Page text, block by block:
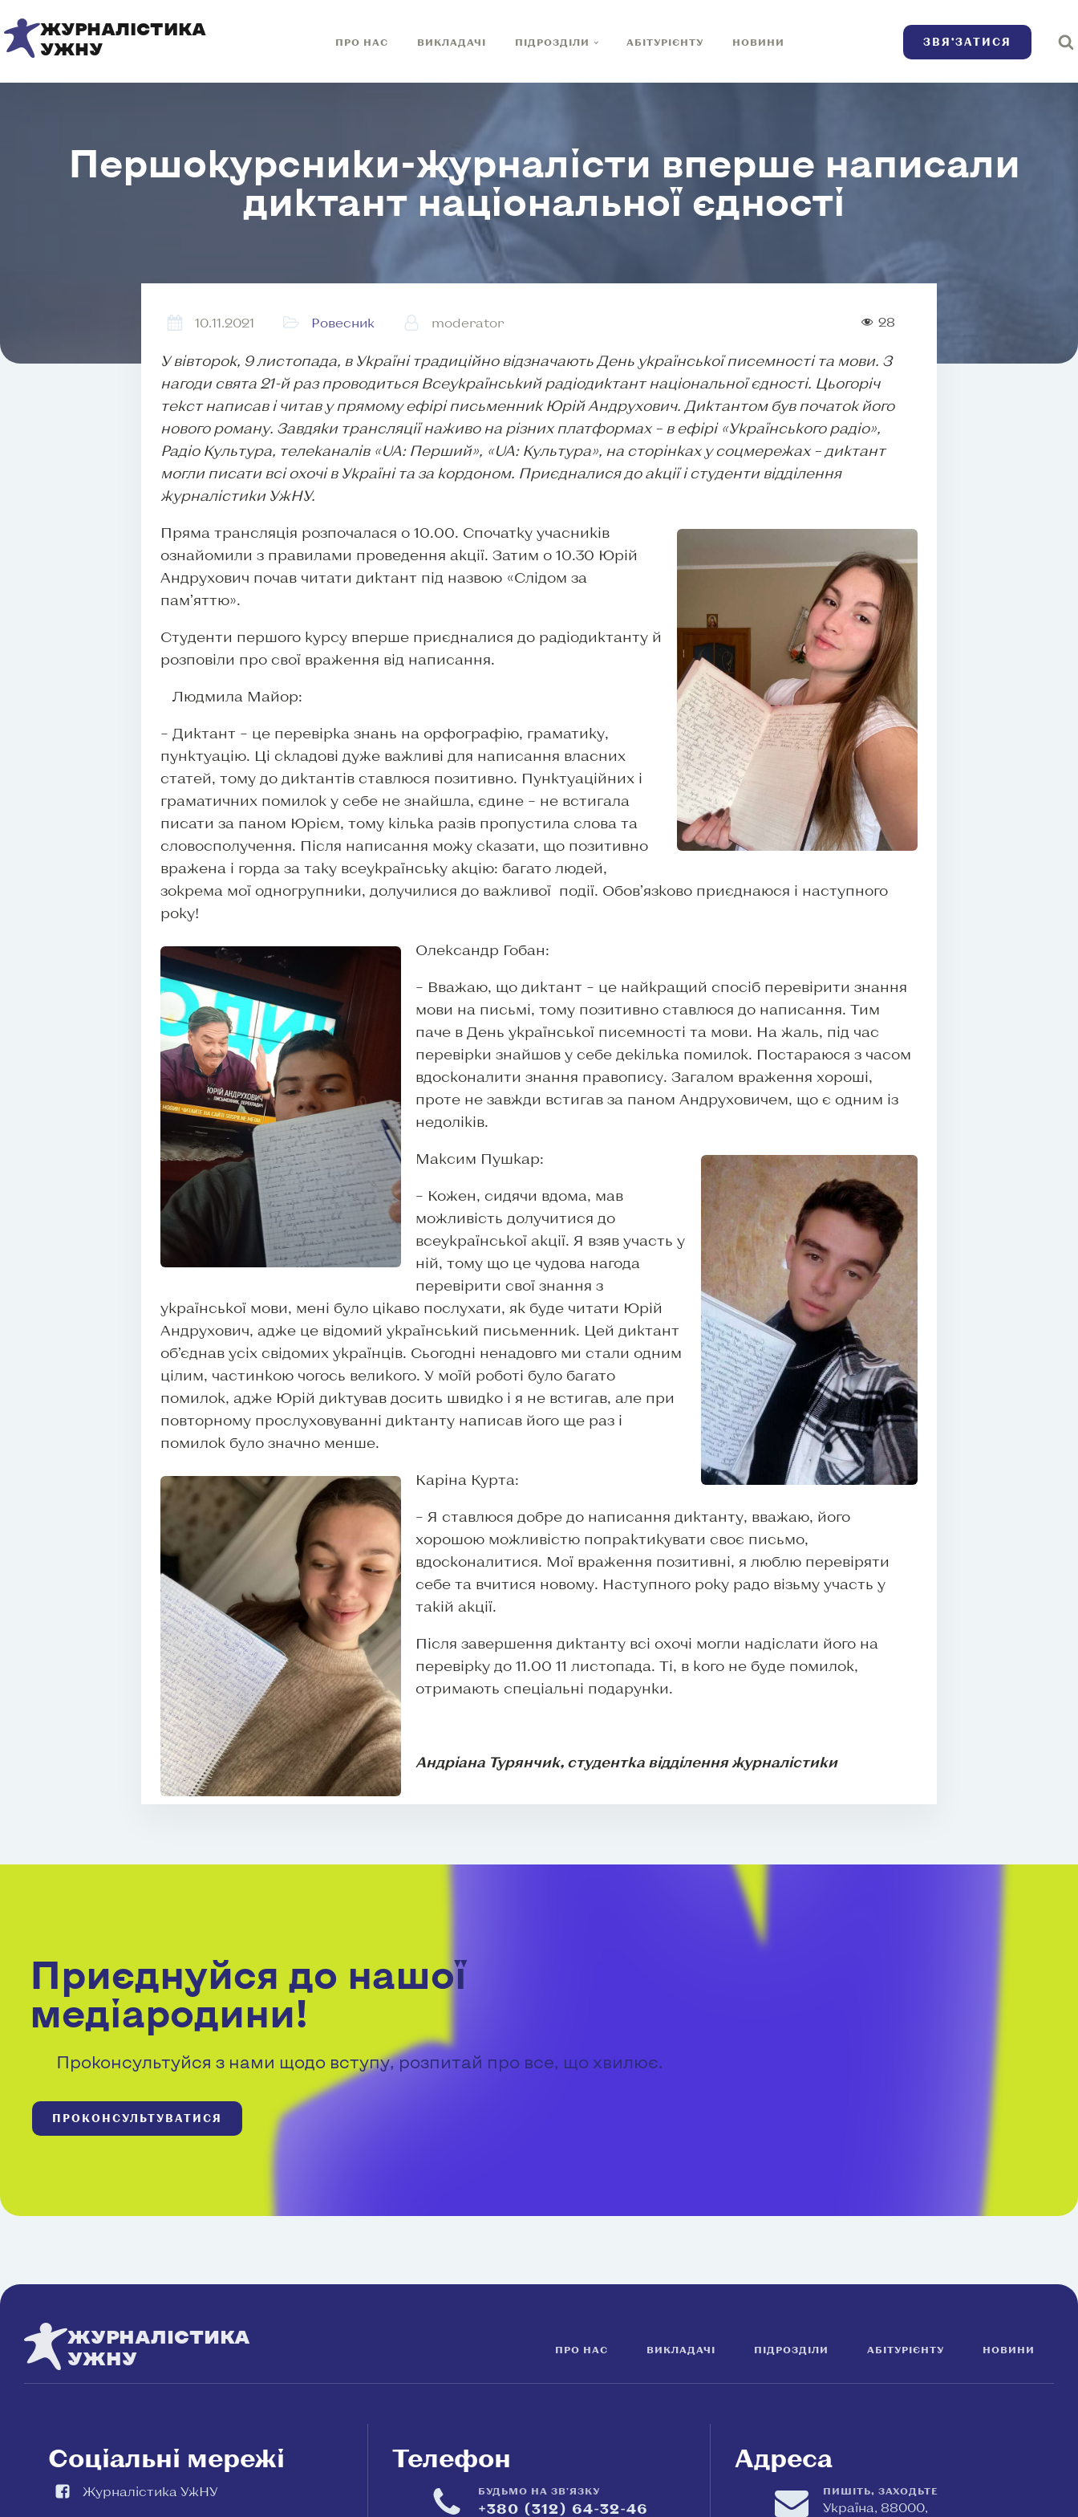
ЖУРНАЛІСТИКА
УЖНУ
ПРО НАС ВИКЛАДАЧІ ПІДРОЗДІЛИ АБІТУРІЄНТУ НОВИНИ ЗВЯ’ЗАТИСЯ
Першокурсники-журналісти вперше написали
диктант національної єдності
10.11.2021 Ровесник moderator 28
У вівторок, 9 листопада, в Україні традиційно відзначають День української писемності та мови. З
нагоди свята 21-й раз проводиться Всеукраїнський радіодиктант національної єдності. Цьогоріч
текст написав і читав у прямому ефірі письменник Юрій Андрухович. Диктантом був початок його
нового роману. Завдяки трансляції наживо на різних платформах – в ефірі «Українського радіо»,
Радіо Культура, телеканалів «UA: Перший», «UA: Культура», на сторінках у соцмережах – диктант
могли писати всі охочі в Україні та за кордоном. Приєдналися до акції і студенти відділення
журналістики УжНУ.
Пряма трансляція розпочалася о 10.00. Спочатку учасників
ознайомили з правилами проведення акції. Затим о 10.30 Юрій
Андрухович почав читати диктант під назвою «Слідом за
пам’яттю».
Студенти першого курсу вперше приєдналися до радіодиктанту й
розповіли про свої враження від написання.
Людмила Майор:
– Диктант – це перевірка знань на орфографію, граматику,
пунктуацію. Ці складові дуже важливі для написання власних
статей, тому до диктантів ставлюся позитивно. Пунктуаційних і
граматичних помилок у себе не знайшла, єдине – не встигала
писати за паном Юрієм, тому кілька разів пропустила слова та
словосполучення. Після написання можу сказати, що позитивно
вражена і горда за таку всеукраїнську акцію: багато людей,
зокрема мої одногрупники, долучилися до важливої події. Обов’язково приєднаюся і наступного
року!
Олександр Гобан:
– Вважаю, що диктант – це найкращий спосіб перевірити знання
мови на письмі, тому позитивно ставлюся до написання. Тим
паче в День української писемності та мови. На жаль, під час
перевірки знайшов у себе декілька помилок. Постараюся з часом
вдосконалити знання правопису. Загалом враження хороші,
проте не завжди встигав за паном Андруховичем, що є одним із
недоліків.
Максим Пушкар:
– Кожен, сидячи вдома, мав
можливість долучитися до
всеукраїнської акції. Я взяв участь у
ній, тому що це чудова нагода
перевірити свої знання з
української мови, мені було цікаво послухати, як буде читати Юрій
Андрухович, адже це відомий український письменник. Цей диктант
об’єднав усіх свідомих українців. Сьогодні ненадовго ми стали одним
цілим, частинкою чогось великого. У моїй роботі було багато
помилок, адже Юрій диктував досить швидко і я не встигав, але при
повторному прослуховуванні диктанту написав його ще раз і
помилок було значно менше.
Каріна Курта:
– Я ставлюся добре до написання диктанту, вважаю, його
хорошою можливістю попрактикувати своє письмо,
вдосконалитися. Мої враження позитивні, я люблю перевіряти
себе та вчитися новому. Наступного року радо візьму участь у
такій акції.
Після завершення диктанту всі охочі могли надіслати його на
перевірку до 11.00 11 листопада. Ті, в кого не буде помилок,
отримають спеціальні подарунки.
Андріана Турянчик, студентка відділення журналістики
Приєднуйся до нашої
медіародини!
Проконсультуйся з нами щодо вступу, розпитай про все, що хвилює.
ПРОКОНСУЛЬТУВАТИСЯ
ЖУРНАЛІСТИКА
УЖНУ
ПРО НАС ВИКЛАДАЧІ ПІДРОЗДІЛИ АБІТУРІЄНТУ НОВИНИ
Соціальні мережі
Журналістика УжНУ
Телефон
БУДЬМО НА ЗВ'ЯЗКУ
+380 (312) 64-32-46
Адреса
ПИШІТЬ, ЗАХОДЬТЕ
Україна, 88000,